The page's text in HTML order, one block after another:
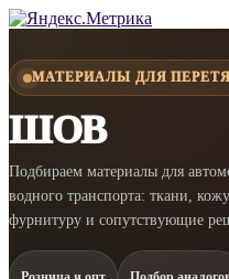
МАТЕРИАЛЫ ДЛЯ
ШОВ
Подбираем материалы для
водного транспорта: ткани,
фурнитуру и сопутствующие